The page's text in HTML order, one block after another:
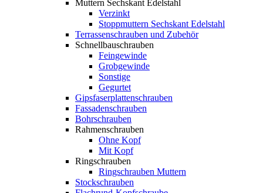
Muttern Sechskant Edelstahl
Verzinkt
Stoppmuttern Sechskant Edelstahl
Terrassenschrauben und Zubehör
Schnellbauschrauben
Feingewinde
Grobgewinde
Sonstige
Gegurtet
Gipsfaserplattenschrauben
Fassadenschrauben
Bohrschrauben
Rahmenschrauben
Ohne Kopf
Mit Kopf
Ringschrauben
Ringschrauben Muttern
Stockschrauben